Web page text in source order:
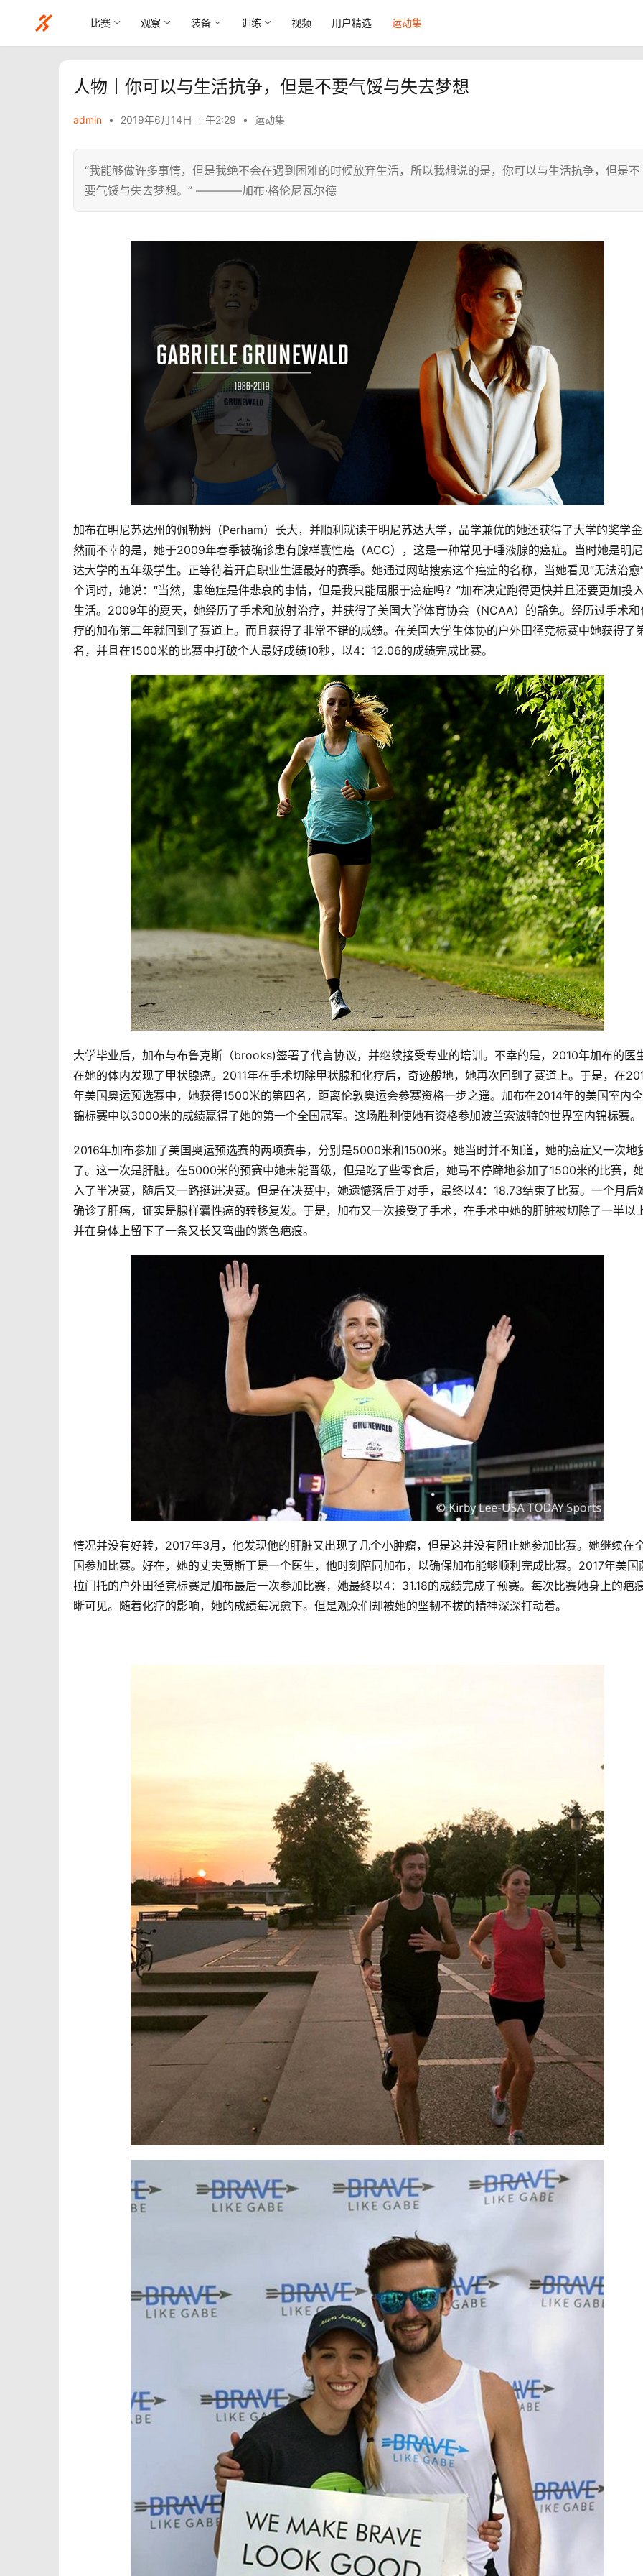
比赛 观察 装备 训练 视频 用户精选 运动集
人物丨你可以与生活抗争，但是不要气馁与失去梦想
admin • 2019年6月14日 上午2:29 • 运动集
“我能够做许多事情，但是我绝不会在遇到困难的时候放弃生活，所以我想说的是，你可以与生活抗争，但是不
要气馁与失去梦想。” ————加布·格伦尼瓦尔德
加布在明尼苏达州的佩勒姆（Perham）长大，并顺利就读于明尼苏达大学，品学兼优的她还获得了大学的奖学金
然而不幸的是，她于2009年春季被确诊患有腺样囊性癌（ACC），这是一种常见于唾液腺的癌症。当时她是明
达大学的五年级学生。正等待着开启职业生涯最好的赛季。她通过网站搜索这个癌症的名称，当她看见“无法治愈
个词时，她说：“当然，患绝症是件悲哀的事情，但是我只能屈服于癌症吗？”加布决定跑得更快并且还要更加投
生活。2009年的夏天，她经历了手术和放射治疗，并获得了美国大学体育协会（NCAA）的豁免。经历过手术和
疗的加布第二年就回到了赛道上。而且获得了非常不错的成绩。在美国大学生体协的户外田径竞标赛中她获得了
名，并且在1500米的比赛中打破个人最好成绩10秒，以4：12.06的成绩完成比赛。
大学毕业后，加布与布鲁克斯（brooks)签署了代言协议，并继续接受专业的培训。不幸的是，2010年加布的医
在她的体内发现了甲状腺癌。2011年在手术切除甲状腺和化疗后，奇迹般地，她再次回到了赛道上。于是，在
年美国奥运预选赛中，她获得1500米的第四名，距离伦敦奥运会参赛资格一步之遥。加布在2014年的美国室内
锦标赛中以3000米的成绩赢得了她的第一个全国冠军。这场胜利使她有资格参加波兰索波特的世界室内锦标赛。
2016年加布参加了美国奥运预选赛的两项赛事，分别是5000米和1500米。她当时并不知道，她的癌症又一次地
了。这一次是肝脏。在5000米的预赛中她未能晋级，但是吃了些零食后，她马不停蹄地参加了1500米的比赛，
入了半决赛，随后又一路挺进决赛。但是在决赛中，她遗憾落后于对手，最终以4：18.73结束了比赛。一个月后
确诊了肝癌，证实是腺样囊性癌的转移复发。于是，加布又一次接受了手术，在手术中她的肝脏被切除了一半以上
并在身体上留下了一条又长又弯曲的紫色疤痕。
情况并没有好转，2017年3月，他发现他的肝脏又出现了几个小肿瘤，但是这并没有阻止她参加比赛。她继续在
国参加比赛。好在，她的丈夫贾斯丁是一个医生，他时刻陪同加布，以确保加布能够顺利完成比赛。2017年美国
拉门托的户外田径竞标赛是加布最后一次参加比赛，她最终以4：31.18的成绩完成了预赛。每次比赛她身上的疤
晰可见。随着化疗的影响，她的成绩每况愈下。但是观众们却被她的坚韧不拔的精神深深打动着。